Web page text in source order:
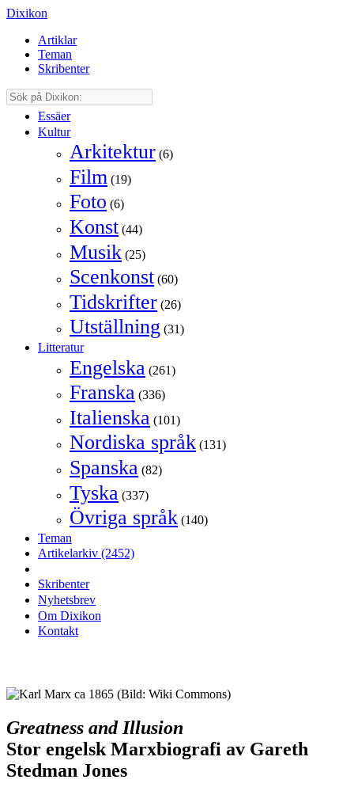
Dixikon
Artiklar
Teman
Skribenter
Essäer
Kultur
Arkitektur (6)
Film (19)
Foto (6)
Konst (44)
Musik (25)
Scenkonst (60)
Tidskrifter (26)
Utställning (31)
Litteratur
Engelska (261)
Franska (336)
Italienska (101)
Nordiska språk (131)
Spanska (82)
Tyska (337)
Övriga språk (140)
Teman
Artikelarkiv (2452)
Skribenter
Nyhetsbrev
Om Dixikon
Kontakt
Greatness and Illusion
Stor engelsk Marxbiografi av Gareth
Stedman Jones